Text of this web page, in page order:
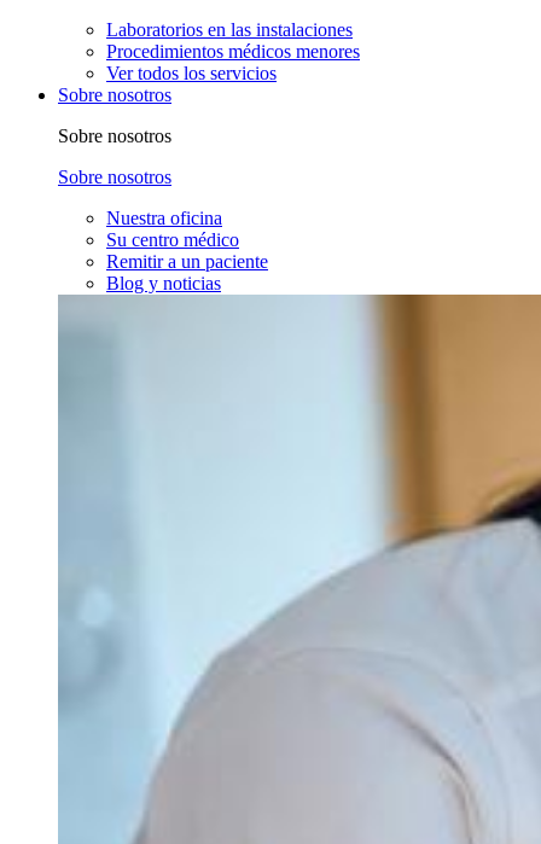
Laboratorios en las instalaciones
Procedimientos médicos menores
Ver todos los servicios
Sobre nosotros
Sobre nosotros
Sobre nosotros
Nuestra oficina
Su centro médico
Remitir a un paciente
Blog y noticias